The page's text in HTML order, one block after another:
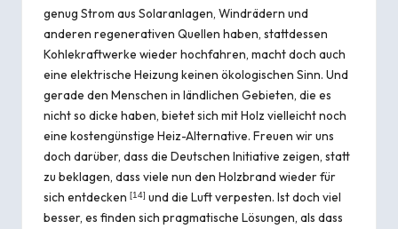
genug Strom aus Solaranlagen, Windrädern und
anderen regenerativen Quellen haben, stattdessen
Kohlekraftwerke wieder hochfahren, macht doch auch
eine elektrische Heizung keinen ökologischen Sinn. Und
gerade den Menschen in ländlichen Gebieten, die es
nicht so dicke haben, bietet sich mit Holz vielleicht noch
eine kostengünstige Heiz-Alternative. Freuen wir uns
doch darüber, dass die Deutschen Initiative zeigen, statt
zu beklagen, dass viele nun den Holzbrand wieder für
sich entdecken [14] und die Luft verpesten. Ist doch viel
besser, es finden sich pragmatische Lösungen, als dass